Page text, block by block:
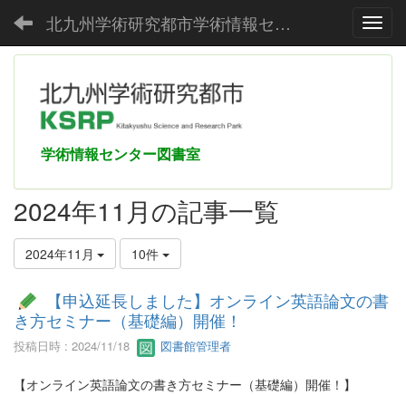
北九州学術研究都市学術情報センター
学術情報センター図書室
2024年11月の記事一覧
2024年11月 10件
【申込延長しました】オンライン英語論文の書
き方セミナー（基礎編）開催！
投稿日時 : 2024/11/18 図書館管理者
【オンライン英語論文の書き方セミナー（基礎編）開催！】